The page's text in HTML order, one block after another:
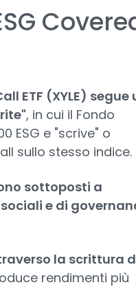
ETF (XYLE) segue
, in cui il Fondo
ESG e "scrive" o
sullo stesso indice.
sottoposti a
e di
la scrittura
rendimenti più